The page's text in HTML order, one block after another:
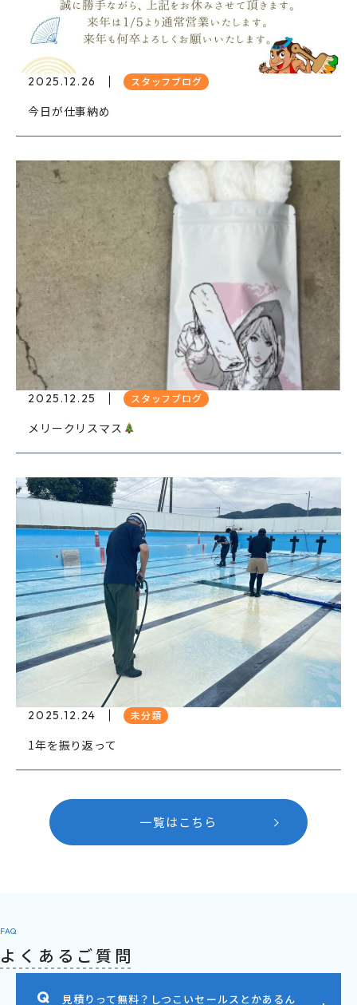
2025.12.26 スタッフブログ
今日が仕事納め
2025.12.25 スタッフブログ
メリークリスマス
2025.12.24 未分類
1年を振り返って
一覧はこちら
FAQ
よくあるご質問
見積りって無料？しつこいセールスとかあるん